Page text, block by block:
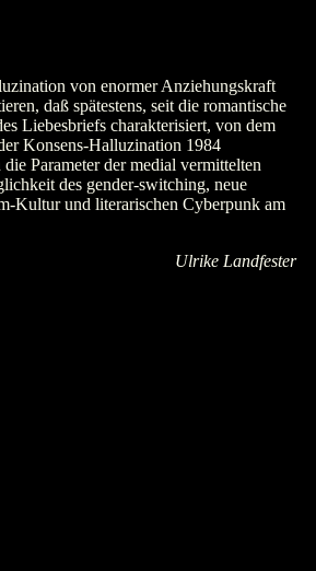
von enormer Anziehungskraft
daß spätestens, seit die romantische
Liebesbriefs charakterisiert, von dem
Konsens-Halluzination 1984
Parameter der medial vermittelten
des gender-switching, neue
Kultur und literarischen Cyberpunk am
Ulrike Landfester